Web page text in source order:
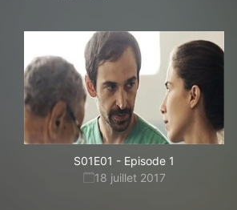
S01E01 - Episode 1
18 juillet 2017